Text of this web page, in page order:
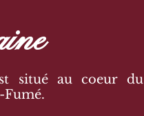
situé au coeur du